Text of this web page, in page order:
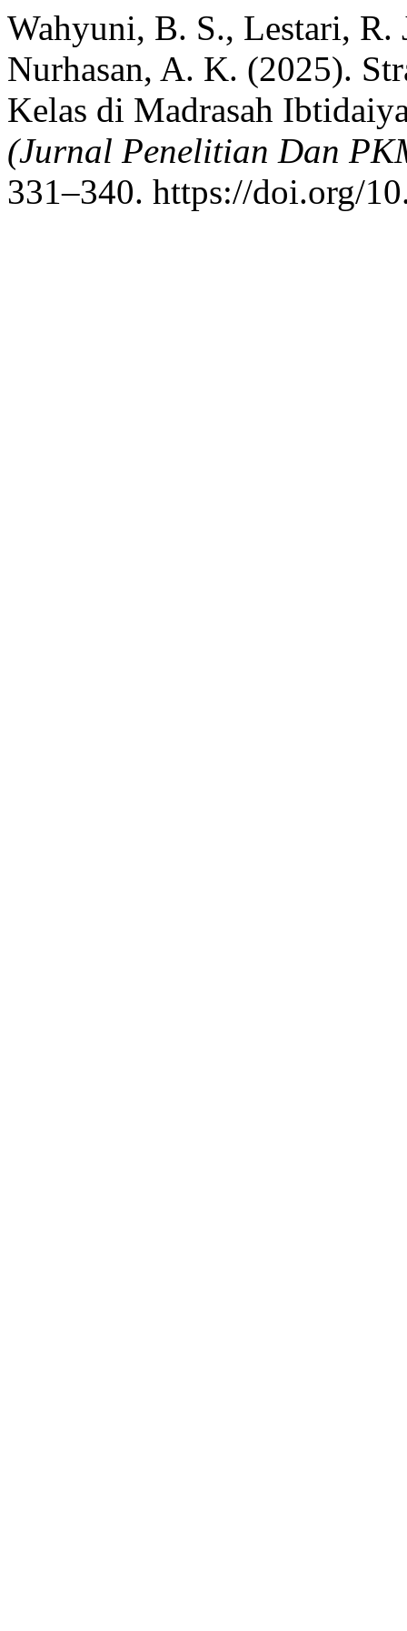
Wahyuni, B. S., Lestari,
Nurhasan, A. K. (2025).
Kelas di Madrasah
(Jurnal Penelitian Dan
331–340. https://doi.org/